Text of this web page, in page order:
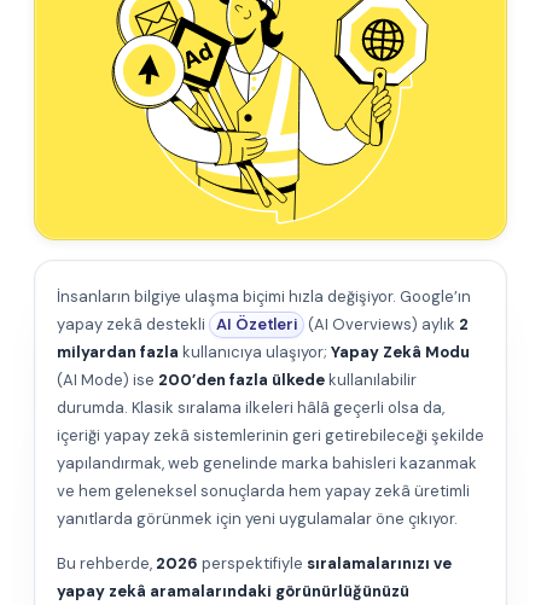
İnsanların bilgiye ulaşma biçimi hızla değişiyor. Google’ın
yapay zekâ destekli
AI Özetleri (AI Overviews) aylık 2
milyardan fazla kullanıcıya ulaşıyor; Yapay Zekâ Modu
(AI Mode) ise 200’den fazla ülkedekullanılabilir
durumda. Klasik sıralama ilkeleri hâlâ geçerli olsa da,
içeriği yapay zekâ sistemlerinin geri getirebileceği şekilde
yapılandırmak, web genelinde marka bahisleri kazanmak
ve hem geleneksel sonuçlarda hem yapay zekâ üretimli
yanıtlarda görünmek için yeni uygulamalar öne çıkıyor.
Bu rehberde, 2026 perspektifiyle sıralamalarınızı ve
yapay zekâ aramalarındaki görünürlüğünüzü